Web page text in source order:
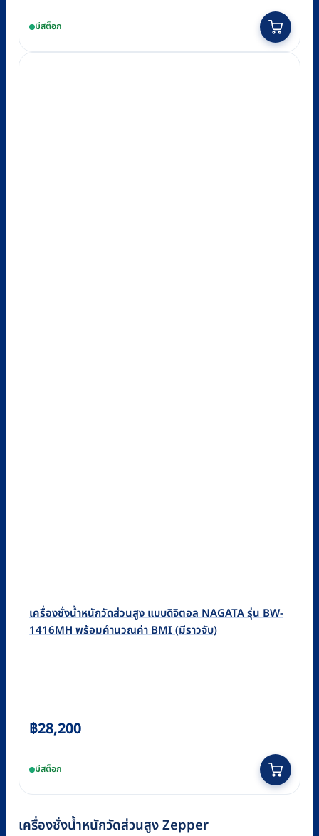
was:
is:มีสต็อก
เครื่องชั่งน้ำหนักวัดส่วนสูง แบบดิจิตอล NAGATA รุ่น BW-
1416MH พร้อมคำนวณค่า BMI (มีราวจับ)
฿28,200
มีสต็อก
เครื่องชั่งน้ำหนักวัดส่วนสูง Zepper